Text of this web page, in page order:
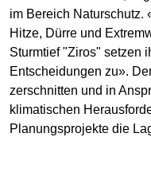
im Bereich Naturschutz.
Hitze, Dürre und
Sturmtief "Ziros" setzen
Entscheidungen zu».
zerschnitten und in
klimatischen
Planungsprojekte die